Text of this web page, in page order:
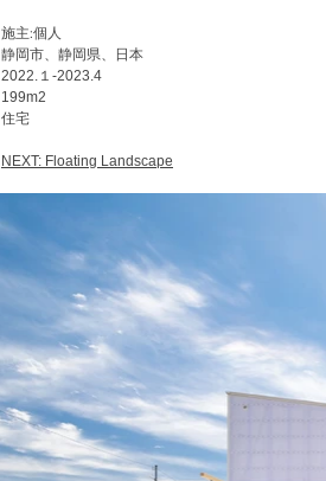
​施主:個人
静岡市、​静岡県、日本
2022.１ -2023.4
199m2
住宅
NEXT: Floating Landscape